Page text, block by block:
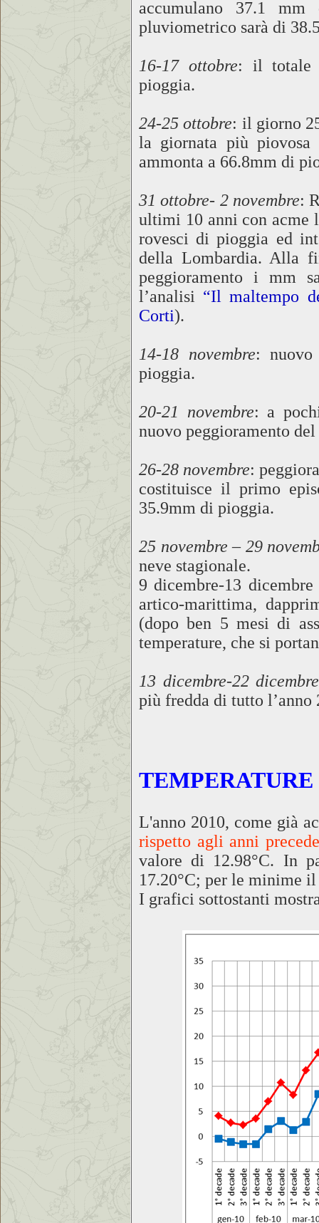
accumulano 37.1
pluviometrico sarà di
16-17 ottobre: il totale
pioggia.
24-25 ottobre: il giorno
la giornata più piovosa
ammonta a 66.8mm di
31 ottobre- 2 novembre:
ultimi 10 anni con acme
rovesci di pioggia ed
della Lombardia. Alla
peggioramento i mm
l’analisi “Il maltempo
Corti).
14-18 novembre:
pioggia.
20-21 novembre: a
nuovo peggioramento
26-28 novembre:
costituisce il primo
35.9mm di pioggia.
25 novembre – 29
neve stagionale.
9 dicembre-13
artico-marittima,
(dopo ben 5 mesi di
temperature, che si
13 dicembre-22 dicembre
più fredda di tutto l’anno
TEMPERATURE
L'anno 2010, come già
rispetto agli anni
valore di 12.98°C. In
17.20°C; per le minime
I grafici sottostanti